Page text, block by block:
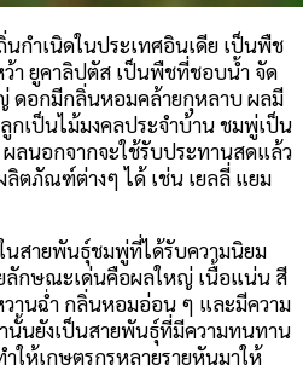
กำเนิดในประเทศอินเดีย เป็นพืช
ว้า ยูคาลิปตัส เป็นพืชที่ชอบน้ำ จัด
ดอกมีกลิ่นหอมคล้ายกุหลาบ ผลมี
เป็นไม้มงคลประจำบ้าน ชมพู่เป็น
ลนอกจากจะใช้รับประทานสดแล้ว
ลิตภัณฑ์ต่างๆ ได้ เช่น เยลลี่ แยม
สายพันธุ์ชมพู่ที่ได้รับความนิยม
ลักษณะเด่นคือผลใหญ่ เนื้อแน่น สี
านฉ่ำ กลิ่นหอมอ่อน ๆ และมีความ
นั้นยังเป็นสายพันธุ์ที่มีความทนทาน
ให้เกษตรกรหลายรายหันมาให้